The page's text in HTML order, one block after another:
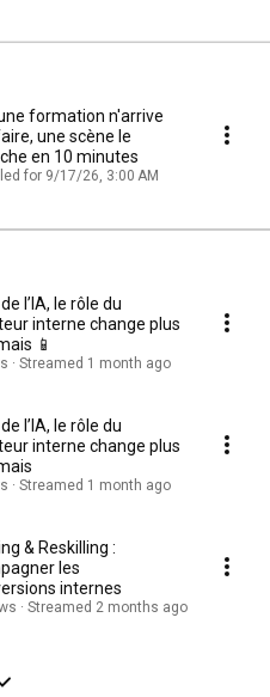
formation n'arrive
une scène le
en 10 minutes
for 9/17/26, 3:00 AM
l’IA, le rôle du
interne change plus
📱
Streamed 1 month ago
l’IA, le rôle du
interne change plus
Streamed 1 month ago
& Reskilling :
les
internes
Streamed 2 months ago